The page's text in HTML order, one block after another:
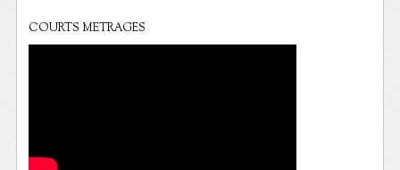
COURTS METRAGES